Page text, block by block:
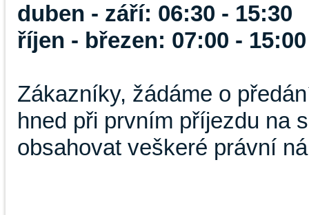
duben - září: 06:30 - 15:30
říjen - březen: 07:00 - 15:00
Zákazníky, žádáme o
hned při prvním příjezdu na
obsahovat veškeré právní